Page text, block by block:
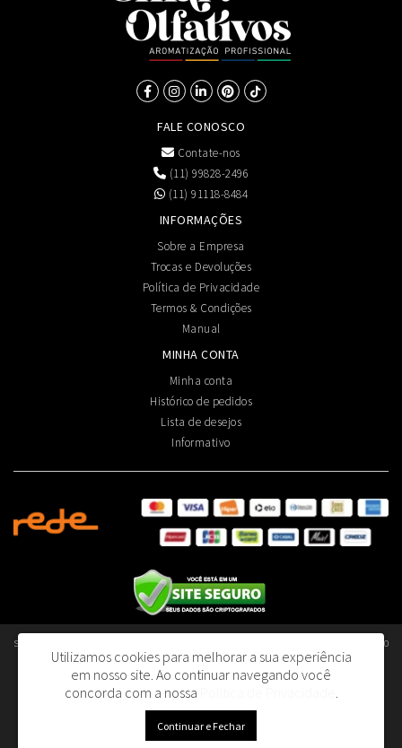
FALE CONOSCO
Contate-nos
(11) 99828-2496
(11) 91118-8484
INFORMAÇÕES
Sobre a Empresa
Trocas e Devoluções
Política de Privacidade
Termos & Condições
Manual
MINHA CONTA
Minha conta
Histórico de pedidos
Lista de desejos
Informativo
Smart Olfativos Aromatização Profissional de Ambientes Ltda - CNPJ: 40.376.045/0001-80
- I.E.: 130.392.690.110
R. Dom João V, 153 - Lapa | São Paulo/SP - 05075-060
Smart Olfativos © 2026
Utilizamos cookies para melhorar a sua experiência
em nosso site. Ao continuar navegando você
concorda com a nossa
.
Continuar e Fechar